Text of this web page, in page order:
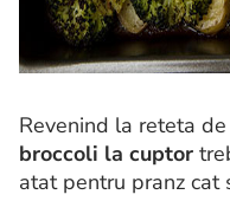
Revenind la reteta de
broccoli la cuptor
atat pentru pranz cat